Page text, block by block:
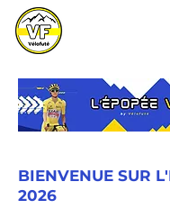
BIENVENUE SUR
2026